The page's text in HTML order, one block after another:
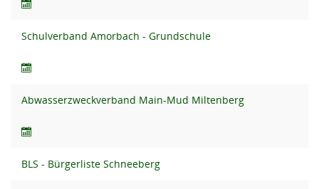
Schulverband Amorbach - Grundschule
Abwasserzweckverband Main-Mud Miltenberg
BLS - Bürgerliste Schneeberg